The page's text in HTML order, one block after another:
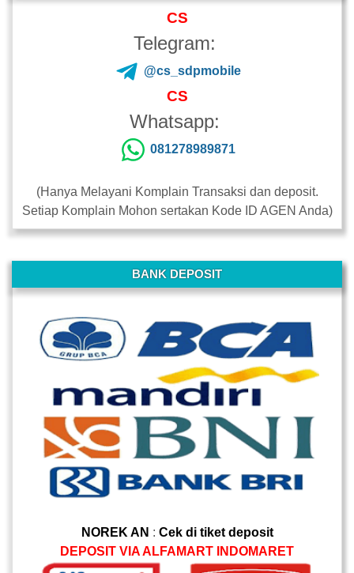
CS
Telegram:
@cs_sdpmobile
CS
Whatsapp:
081278989871
(Hanya Melayani Komplain Transaksi dan deposit.
Setiap Komplain Mohon sertakan Kode ID AGEN Anda)
BANK DEPOSIT
NOREK AN : Cek di tiket deposit
DEPOSIT VIA ALFAMART INDOMARET